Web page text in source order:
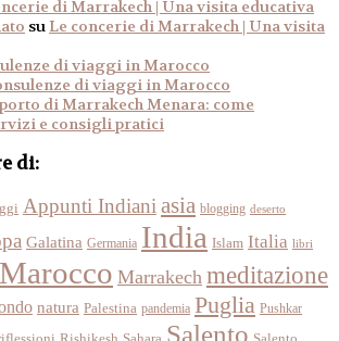
di Marrakech | Una visita educativa
suLe concerie di Marrakech | Una visita
di viaggi in Marocco
di viaggi in Marocco
di Marrakech Menara: come
e consigli pratici
di:
Appunti Indianiasia blogging deserto
Galatina Germania India Islam Italia libri
Marocco Marrakech meditazione
natura Palestina pandemia Puglia Pushkar
Salento